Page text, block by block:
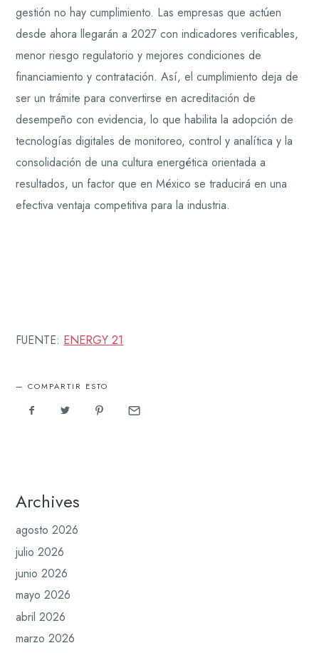
gestión no hay cumplimiento. Las empresas que actúen
desde ahora llegarán a 2027 con indicadores verificables,
menor riesgo regulatorio y mejores condiciones de
financiamiento y contratación. Así, el cumplimiento deja de
ser un trámite para convertirse en acreditación de
desempeño con evidencia, lo que habilita la adopción de
tecnologías digitales de monitoreo, control y analítica y la
consolidación de una cultura energética orientada a
resultados, un factor que en México se traducirá en una
efectiva ventaja competitiva para la industria.
FUENTE: ENERGY 21
COMPARTIR ESTO
Archives
agosto 2026
julio 2026
junio 2026
mayo 2026
abril 2026
marzo 2026